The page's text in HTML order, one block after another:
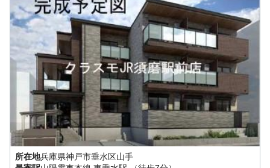
所在地兵庫県神戸市垂水区山手